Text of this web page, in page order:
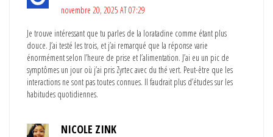
novembre 20, 2025 AT 07:29
Je trouve intéressant que tu parles de la loratadine comme étant plus
douce. J’ai testé les trois, et j’ai remarqué que la réponse varie
énormément selon l’heure de prise et l’alimentation. J’ai eu un pic de
symptômes un jour où j’ai pris Zyrtec avec du thé vert. Peut-être que les
interactions ne sont pas toutes connues. Il faudrait plus d’études sur les
habitudes quotidiennes.
NICOLE ZINK